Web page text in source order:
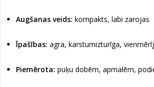
Augšanas veids: kompakts, labi zarojas
Īpašības: agra, karstumizturīga,
Piemērota: puķu dobēm, apmalēm,